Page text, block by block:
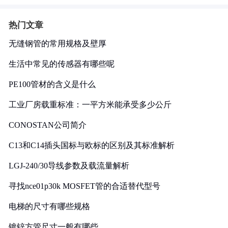
热门文章
无缝钢管的常用规格及壁厚
生活中常见的传感器有哪些呢
PE100管材的含义是什么
工业厂房载重标准：一平方米能承受多少公斤
CONOSTAN公司简介
C13和C14插头国标与欧标的区别及其标准解析
LGJ-240/30导线参数及载流量解析
寻找nce01p30k MOSFET管的合适替代型号
电梯的尺寸有哪些规格